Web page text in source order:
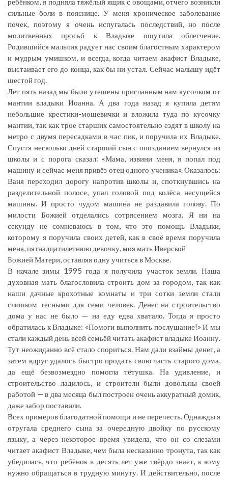
сильные боли в пояснице. У меня хроническое заболевание
почек, поэтому я очень испугалась последствий, но после
молитвенных просьб к Владыке ощутила облегчение.
Родившийся мальчик радует нас своим благостным характером
и мудрым умишком, и всегда, когда читаем акафист Владыке,
выстаивает его до конца, как бы ни устал. Сейчас малышу идёт
шестой год.
Лет пять назад мы были утешены присланным нам кусочком от
мантии владыки Иоанна. А два года назад я купила детям
небольшие крестики-мощевички и вложила туда по кусочку
мантии, так как трое старших самостоятельно ездят в школу на
метро с двумя пересадками в час пик, и поручила их Владыке.
Спустя несколько дней старший сын с опозданием вернулся из
школы и с порога сказал: «Мама, извини меня, я попал под
машину и сейчас меня привёз отец одного ученика». Оказалось:
Ваня переходил дорогу напротив школы и, споткнувшись на
разделительной полосе, упал головой под колёса несущейся
машины. И просто чудом машина не раздавила голову. По
милости Божией отделались сотрясением мозга. Я ни на
секунду не сомневаюсь в том, что это помощь Владыки,
которому я поручила своих детей, как в своё время поручила
меня, пятнадцатилетнюю девочку, моя мать Иверской
Божией Матери, оставляя одну учиться в Москве.
В начале зимы 1995 года я получила участок земли. Наша
духовная мать благословила строить дом за городом, так как
наши дачные крохотные комнаты и три сотки земли стали
слишком тесными для семи человек. Денег на строительство
дома у нас не было — на еду едва хватало. Тогда я просто
обратилась к Владыке: «Помоги выполнить послушание!» И мы
стали каждый день всей семьёй читать акафист владыке Иоанну.
Тут неожиданно всё стало спориться. Нам дали взаймы денег, а
затем вдруг удалось быстро продать свою часть старого дома,
да ещё безвозмездно помогла тётушка. На удивление, и
строительство ладилось, и строители были довольны своей
работой — в два месяца был построен очень аккуратный домик,
даже забор поставили.
Всех примеров благодатной помощи и не перечесть. Однажды я
отругала среднего сына за очередную двойку по русскому
языку, а через некоторое время увидела, что он со слезами
читает акафист Владыке, чем была несказанно тронута, так как
убедилась, что ребёнок в десять лет уже твёрдо знает, к кому
нужно обращаться в трудную минуту. И действительно, после